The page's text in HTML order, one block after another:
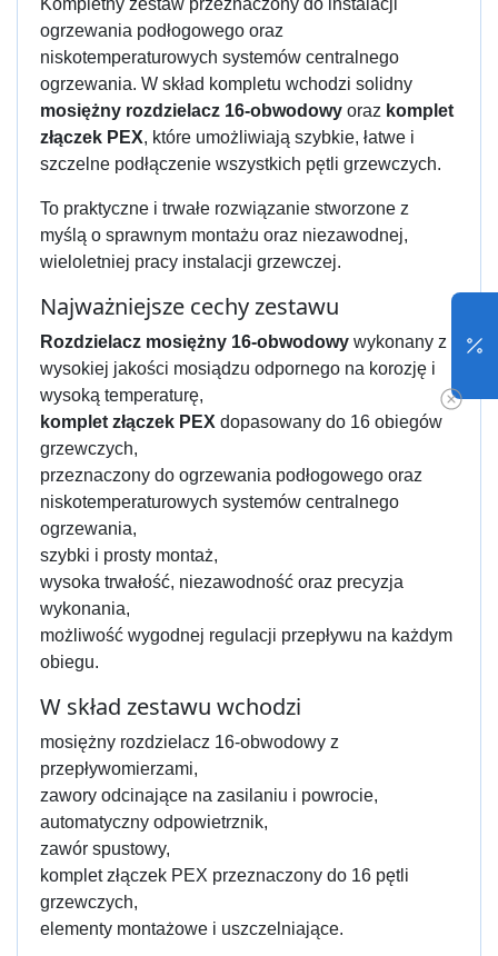
ogrzewania podłogowego oraz
niskotemperaturowych systemów centralnego
ogrzewania. W skład kompletu wchodzi solidny
mosiężny rozdzielacz 16-obwodowy oraz komplet
złączek PEX, które umożliwiają szybkie, łatwe i
szczelne podłączenie wszystkich pętli grzewczych.
To praktyczne i trwałe rozwiązanie stworzone z
myślą o sprawnym montażu oraz niezawodnej,
wieloletniej pracy instalacji grzewczej.
Najważniejsze cechy zestawu
Rozdzielacz mosiężny 16-obwodowy wykonany z
wysokiej jakości mosiądzu odpornego na korozję i
wysoką temperaturę,
komplet złączek PEX dopasowany do 16 obiegów
grzewczych,
przeznaczony do ogrzewania podłogowego oraz
niskotemperaturowych systemów centralnego
ogrzewania,
szybki i prosty montaż,
wysoka trwałość, niezawodność oraz precyzja
wykonania,
możliwość wygodnej regulacji przepływu na każdym
obiegu.
W skład zestawu wchodzi
mosiężny rozdzielacz 16-obwodowy z
przepływomierzami,
zawory odcinające na zasilaniu i powrocie,
automatyczny odpowietrznik,
zawór spustowy,
komplet złączek PEX przeznaczony do 16 pętli
grzewczych,
elementy montażowe i uszczelniające.